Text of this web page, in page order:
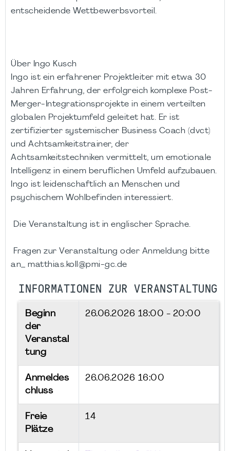
entscheidende Wettbewerbsvorteil.
Über Ingo Kusch
Ingo ist ein erfahrener Projektleiter mit etwa 30
Jahren Erfahrung, der erfolgreich komplexe Post-
Merger-Integrationsprojekte in einem verteilten
globalen Projektumfeld geleitet hat. Er ist
zertifizierter systemischer Business Coach (dvct)
und Achtsamkeitstrainer, der
Achtsamkeitstechniken vermittelt, um emotionale
Intelligenz in einem beruflichen Umfeld aufzubauen.
Ingo ist leidenschaftlich an Menschen und
psychischem Wohlbefinden interessiert.
Die Veranstaltung ist in englischer Sprache.
Fragen zur Veranstaltung oder Anmeldung bitte
an_ matthias.koll@pmi-gc.de
INFORMATIONEN ZUR VERANSTALTUNG
Beginn
der
Veranstal
tung
26.06.2026 18:00 - 20:00
Anmeldes
chluss
26.06.2026 16:00
Freie
Plätze
14